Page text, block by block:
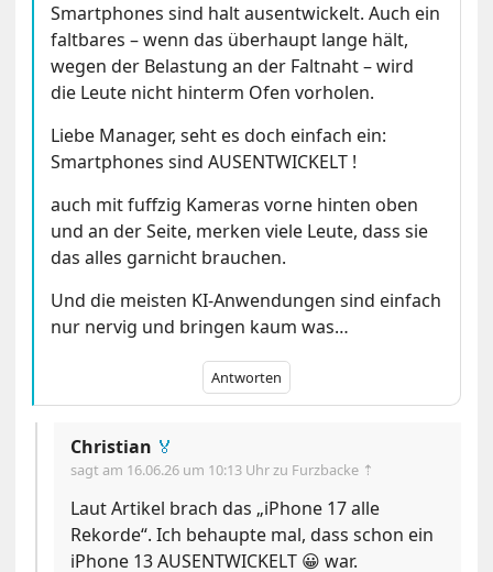
Smartphones sind halt ausentwickelt. Auch ein
faltbares – wenn das überhaupt lange hält,
wegen der Belastung an der Faltnaht – wird
die Leute nicht hinterm Ofen vorholen.
Liebe Manager, seht es doch einfach ein:
Smartphones sind AUSENTWICKELT !
auch mit fuffzig Kameras vorne hinten oben
und an der Seite, merken viele Leute, dass sie
das alles garnicht brauchen.
Und die meisten KI-Anwendungen sind einfach
nur nervig und bringen kaum was…
Antworten
Christian 🏅
sagt am 16.06.26 um 10:13 Uhrzu Furzbacke ⇡
Laut Artikel brach das „iPhone 17 alle
Rekorde“. Ich behaupte mal, dass schon ein
iPhone 13 AUSENTWICKELT 😀 war.